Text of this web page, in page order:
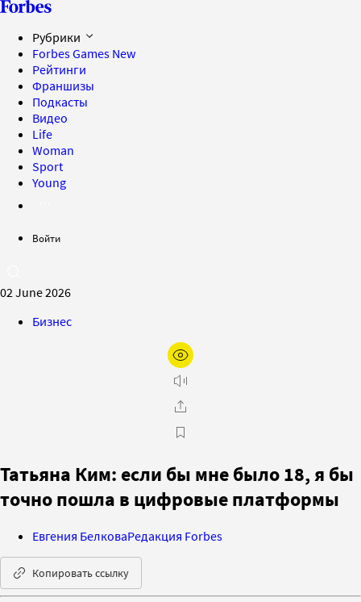
Рубрики
Forbes Games New
Рейтинги
Франшизы
Подкасты
Видео
Life
Woman
Sport
Young
Войти
02 June 2026
Бизнес
Татьяна Ким: если бы мне было 18, я бы
точно пошла в цифровые платформы
Евгения БелковаРедакция Forbes
Копировать ссылку